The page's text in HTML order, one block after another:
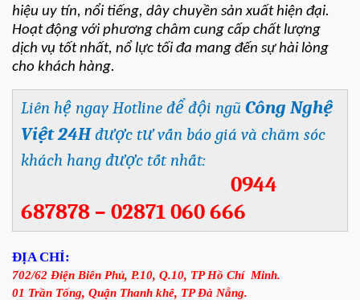
hiệu uy tín, nổi tiếng, dây chuyền sản xuất hiện đại.
Hoạt động với phương châm cung cấp chất lượng
dịch vụ tốt nhất, nổ lực tối đa mang đến sự hài lòng
cho khách hàng.
Liên hệ ngay Hotline để đội ngũ Công Nghệ
Việt 24Hđược tư vấn báo giá và chăm sóc
khách hang được tốt nhất:
0944
687878 – 02871 060 666
ĐỊA CHỈ:
702/62 Điện Biên Phủ, P.10, Q.10, TP Hồ Chí Minh.
01 Trần Tống, Quận Thanh khê, TP Đà Nẵng.